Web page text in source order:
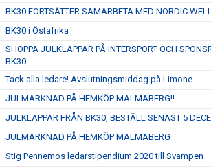
BK30 FORTSÄTTER SAMARBETA MED NORDIC
BK30 i Östafrika
SHOPPA JULKLAPPAR PÅ INTERSPORT OCH
BK30
Tack alla ledare! Avslutningsmiddag på Limone...
JULMARKNAD PÅ HEMKÖP MALMABERG!!
JULKLAPPAR FRÅN BK30, BESTÄLL SENAST 5
JULMARKNAD PÅ HEMKÖP MALMABERG
Stig Pennemos ledarstipendium 2020 till Svampen